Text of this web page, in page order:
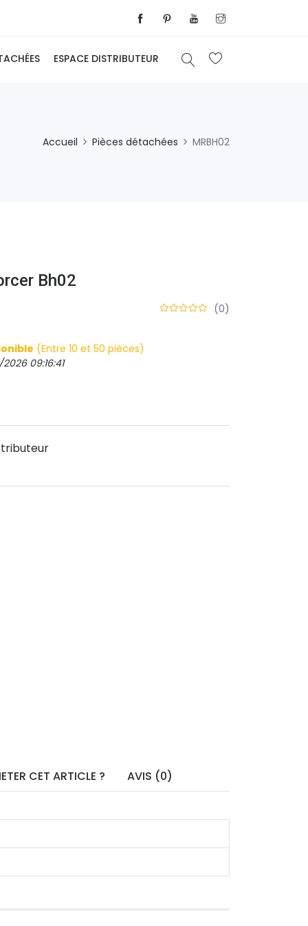
ESPACE DISTRIBUTEUR
Accueil Pièces détachées MRBH02
Bh02
(0)
(Entre 10 et 50 pièces)
09:16:41
CET ARTICLE ? AVIS (0)